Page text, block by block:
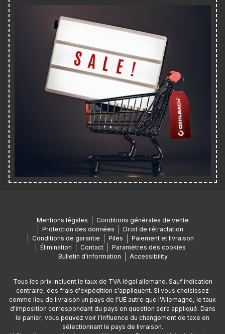
Mentions légales
Conditions générales de vente
Protection des données
Droit de rétractation
Conditions de garantie
Piles
Paiement et livraison
Élimination
Contact
Paramètres des cookies
Bulletin d'information
Accessibility
Tous les prix incluent le taux de TVA légal allemand. Sauf indication
contraire, des frais d'expédition s'appliquent. Si vous choisissez
comme lieu de livraison un pays de l'UE autre que l'Allemagne, le taux
d'imposition correspondant du pays en question sera appliqué. Dans
le panier, vous pouvez voir l'influence du changement de taxe en
sélectionnant le pays de livraison.